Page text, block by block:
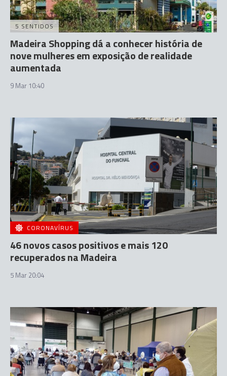
5 SENTIDOS
Madeira Shopping dá a conhecer história de
nove mulheres em exposição de realidade
aumentada
9 Mar 10:40
CORONAVÍRUS
46 novos casos positivos e mais 120
recuperados na Madeira
5 Mar 20:04